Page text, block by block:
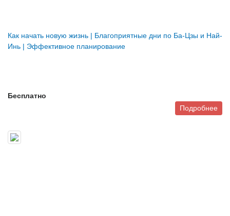
Как начать новую жизнь | Благоприятные дни по Ба-Цзы и Най-
Инь | Эффективное планирование
Бесплатно
Подробнее